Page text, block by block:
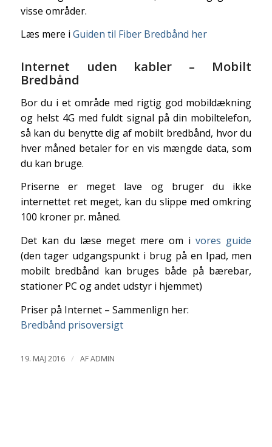
visse områder.
Læs mere i Guiden til Fiber Bredbånd her
Internet uden kabler – Mobilt
Bredbånd
Bor du i et område med rigtig god mobildækning
og helst 4G med fuldt signal på din mobiltelefon,
så kan du benytte dig af mobilt bredbånd, hvor du
hver måned betaler for en vis mængde data, som
du kan bruge.
Priserne er meget lave og bruger du ikke
internettet ret meget, kan du slippe med omkring
100 kroner pr. måned.
Det kan du læse meget mere om ivores guide
(den tager udgangspunkt i brug på en Ipad, men
mobilt bredbånd kan bruges både på bærebar,
stationer PC og andet udstyr i hjemmet)
Priser på Internet – Sammenlign her:
Bredbånd prisoversigt
19. MAJ 2016 / AFADMIN